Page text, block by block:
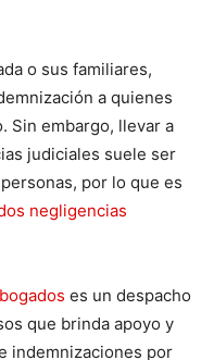
o sus familiares,
a quienes
Sin embargo, llevar a
judiciales suele ser
por lo que es
negligencias
es un despacho
que brinda apoyo y
indemnizaciones por